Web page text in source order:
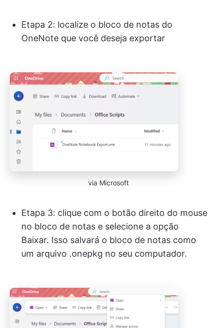
Etapa 2: localize o bloco de notas do
OneNote que você deseja exportar
via Microsoft
Etapa 3: clique com o botão direito do mouse
no bloco de notas e selecione a opção
Baixar. Isso salvará o bloco de notas como
um arquivo .onepkg no seu computador.